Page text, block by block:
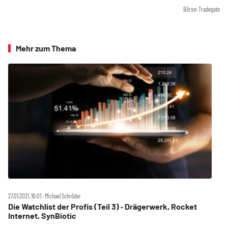
Börse: Tradegate
Mehr zum Thema
27.01.2021, 16:01 ‧ Michael Schröder
Die Watchlist der Profis (Teil 3) ‑ Drägerwerk, Rocket
Internet, SynBiotic